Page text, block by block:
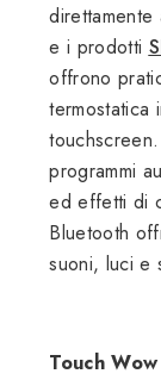
direttamente
e i prodotti
offrono
termostatica
programmi
ed effetti di
Bluetooth
suoni, luci e
Touch